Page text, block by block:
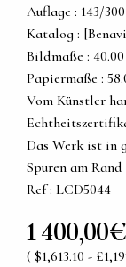
Auflage : 143/300
Katalog :
Bildmaße : 40.00
Papiermaße :
Vom Künstler
Das Werk ist in
Spuren am
Ref : LCD5044
1 400,00€
( $1,613.10 -